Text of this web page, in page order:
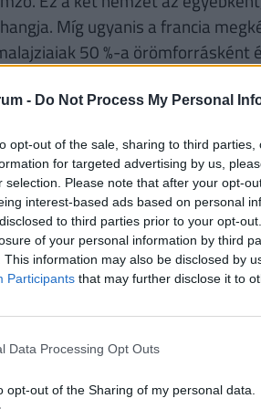
- Do Not Process My Personal
opt-out of the sale, sharing to third
for targeted advertising by us,
selection. Please note that after your opt-
interest-based ads based on personal
to third parties prior to your opt-
of your personal information by third
This information may also be disclosed by
Participants that may further disclose it to
Data Processing Opt Outs
opt-out of the Sharing of my personal data.
Míg ugyanis a francia
50 %-a örömforrásként
valakinek valahol szüksége
HA NYUGDÍJBA MEGY:
örvendenek a
. Mivel évtizedekre előre
garancia, úgy tűnik ez időskori
Demennyi pénzhez is juthatunk egy
védhetjük ki egy ilyen
a cikkben, illetve a Pénzcentrum